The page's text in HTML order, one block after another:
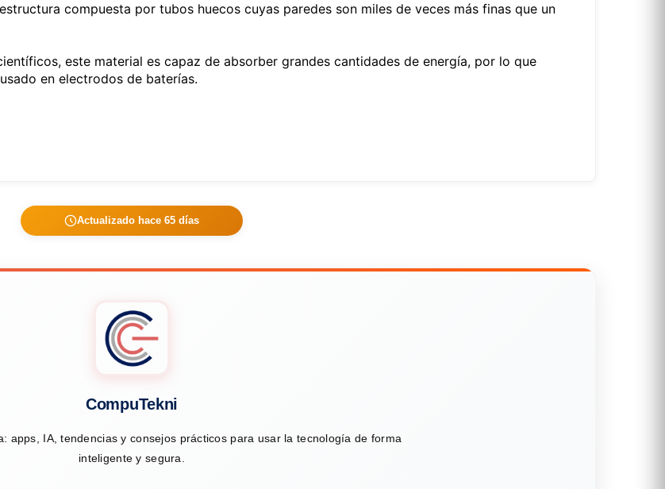
compuesta por tubos huecos cuyas paredes son miles de veces más finas que un
este material es capaz de absorber grandes cantidades de energía, por lo que
en electrodos de baterías.
Actualizado hace 65 días
CompuTekni
apps, IA, tendencias y consejos prácticos para usar la tecnología de forma
inteligente y segura.